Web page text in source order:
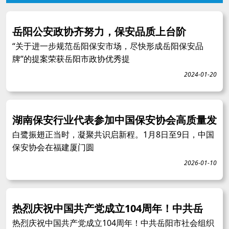
岳阳公安政协齐努力，保安品质上台阶
“关于进一步规范岳阳保安市场，尽快形成岳阳保安品
牌”的提案荣获岳阳市政协优秀提
2024-01-20
湖南保安行业代表参加中国保安协会高质量发
白鹭振翅正当时，凝聚共识启新程。1月8日至9日，中国
保安协会在福建厦门圆
2026-01-10
热烈庆祝中国共产党成立104周年！中共岳
热烈庆祝中国共产党成立104周年！中共岳阳市社会组织